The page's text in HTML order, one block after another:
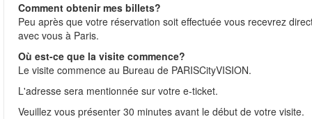
Comment obtenir mes billets?
Peu après que votre réservation soit effectuée vous recevrez
avec vous à Paris.
Où est-ce que la visite commence?
Le visite commence au Bureau de PARISCityVISION.
L'adresse sera mentionnée sur votre e-ticket.
Veuillez vous présenter 30 minutes avant le début de votre visite.